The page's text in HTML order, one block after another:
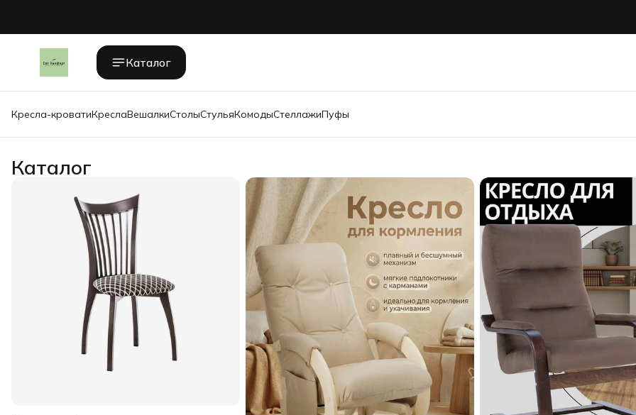
Каталог
Кресла-кроватиКреслаВешалкиСтолыСтульяКомодыСтеллажиПуфы
Каталог